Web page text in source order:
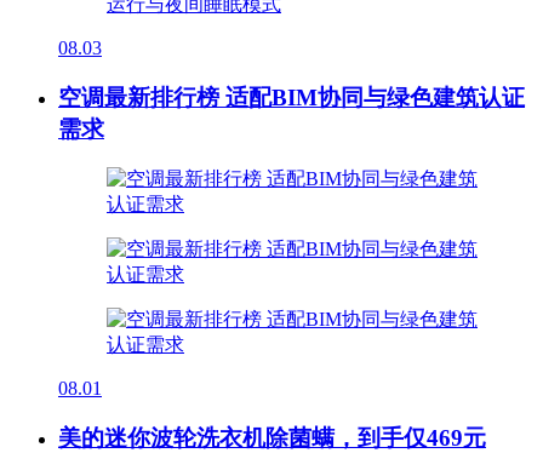
08.03
空调最新排行榜 适配BIM协同与绿色建筑认证
需求
08.01
美的迷你波轮洗衣机除菌螨，到手仅469元